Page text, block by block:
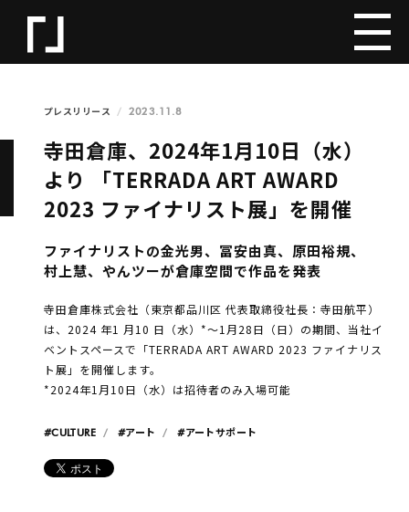
プレスリリース 2023.11.8
寺田倉庫、2024年1月10日（水）
より 「TERRADA ART AWARD
2023 ファイナリスト展」を開催
ファイナリストの金光男、冨安由真、原田裕規、
村上慧、やんツーが倉庫空間で作品を発表
寺田倉庫株式会社（東京都品川区 代表取締役社⾧：寺田航平）
は、2024 年1 月10 日（水）*～1月28日（日）の期間、当社イ
ベントスペースで「TERRADA ART AWARD 2023 ファイナリス
ト展」を開催します。
*2024年1月10日（水）は招待者のみ入場可能
#CULTURE #アート #アートサポート